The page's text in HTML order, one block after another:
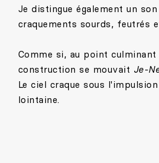
Je distingue également un
craquements sourds, feutrés
Comme si, au point culminant
construction se mouvait Je-
Le ciel craque sous
lointaine.